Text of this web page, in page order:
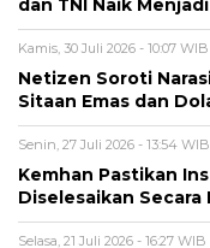
dan TNI Naik
Kamis, 30 Juli 2026 - 10:07 WIB
Netizen Soroti
Sitaan Emas dan
Senin, 27 Juli 2026 - 13:54 WIB
Kemhan Pastikan
Diselesaikan Secara
Selasa, 21 Juli 2026 - 16:27 WIB